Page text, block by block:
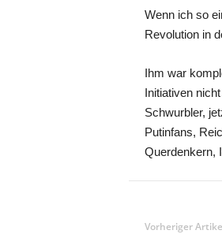
Wenn ich so
Revolution in
Ihm war
Initiativen
Schwurbler,
Putinfans,
Querdenkern,
Vorheriger